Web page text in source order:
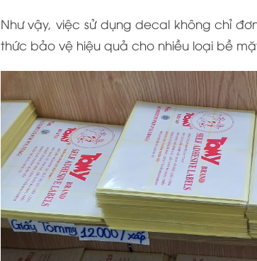
Như vậy, việc sử dụng decal không chỉ
thức bảo vệ hiệu quả cho nhiều loại bề